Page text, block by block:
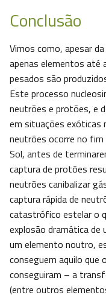
Conclusão
Vimos como, apesar
apenas elementos
pesados são
Este processo
neutrões e protões, e
em situações exóticas
neutrões ocorre no
Sol, antes de
captura de protões
neutrões canibalizar
captura rápida de
catastrófico estelar o
explosão dramática de
um elemento noutro,
conseguem aquilo que
conseguiram – a
(entre outros